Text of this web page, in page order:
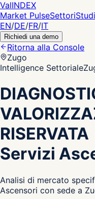
ValINDEX
Market PulseSettoriStudi
EN/DE/FR/IT
Richiedi una demo
Ritorna alla Console
Zugo
Intelligence Settoriale
RISERVATA
Servizi
Analisi di mercato
Ascensori con sede a